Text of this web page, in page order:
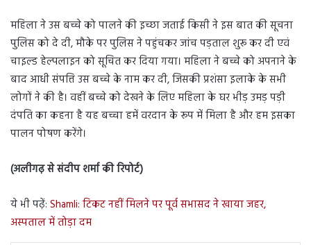
महिला ने उस बच्चे को पालने की इच्छा जताई किसी ने इस बात की सूचना
पुलिस को दे दी, मौके पर पुलिस ने पहुंचकर जांच पड़ताल शुरू कर दी एवं
चाइल्ड हेल्पलाइन को सूचित कर दिया गया। महिला ने बच्चे को अपनाने के
बाद आधी संपत्ति उस बच्चे के नाम कर दी, जिसकी प्रशंसा इलाके के सभी
लोगों ने की है। वहीं बच्चे को देखने के लिए महिला के घर भीड़ उमड़ पड़ी
दंपति का कहना है यह बच्चा हमें वरदान के रूप में मिला है और हम इसका
पालन पोषण करेंगे।
(अलीगढ़ से संदीप शर्मा की रिपोर्ट)
ये भी पढ़ें: Shamli: टिकट नहीं मिलने पर पूर्व सभासद ने खाया जहर,
अस्पताल में तोड़ा दम